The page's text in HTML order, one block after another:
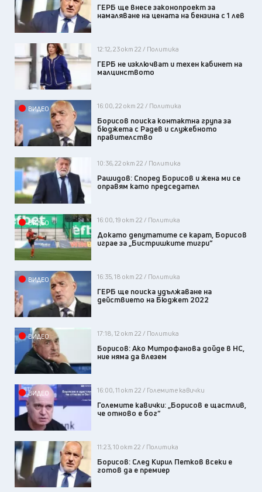
ГЕРБ ще внесе законопроект за
намаляване на цената на бензина с 1 лев
12:12, 23 окт 22 / Политика
ГЕРБ не изключват и техен кабинет на
малцинството
ВИДЕО 16:00, 22 окт 22 / Политика
Борисов поиска контактна група за
бюджета с Радев и служебното
правителство
10:36, 22 окт 22 / Политика
Рашидов: Според Борисов и жена ми се
оправям като председател
ВИДЕО 16:00, 19 окт 22 / Политика
Докато депутатите се карат, Борисов
играе за „Бистришките тигри“
ВИДЕО 16:35, 18 окт 22 / Политика
ГЕРБ ще поиска удължаване на
действието на Бюджет 2022
ВИДЕО 17:18, 12 окт 22 / Политика
Борисов: Ако Митрофанова дойде в НС,
ние няма да влезем
ВИДЕО 16:00, 11 окт 22 / Големите кавички
Големите кавички: „Борисов е щастлив,
че отново е бог“
11:23, 10 окт 22 / Политика
Борисов: След Кирил Петков всеки е
готов да е премиер